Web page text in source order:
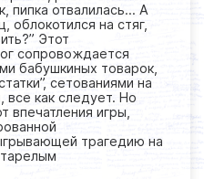
пипка отвалилась… А
облокотился на стяг,
Этот
сопровождается
бабушкиных товарок,
сетованиями на
как следует. Но
впечатления игры,
трагедию на